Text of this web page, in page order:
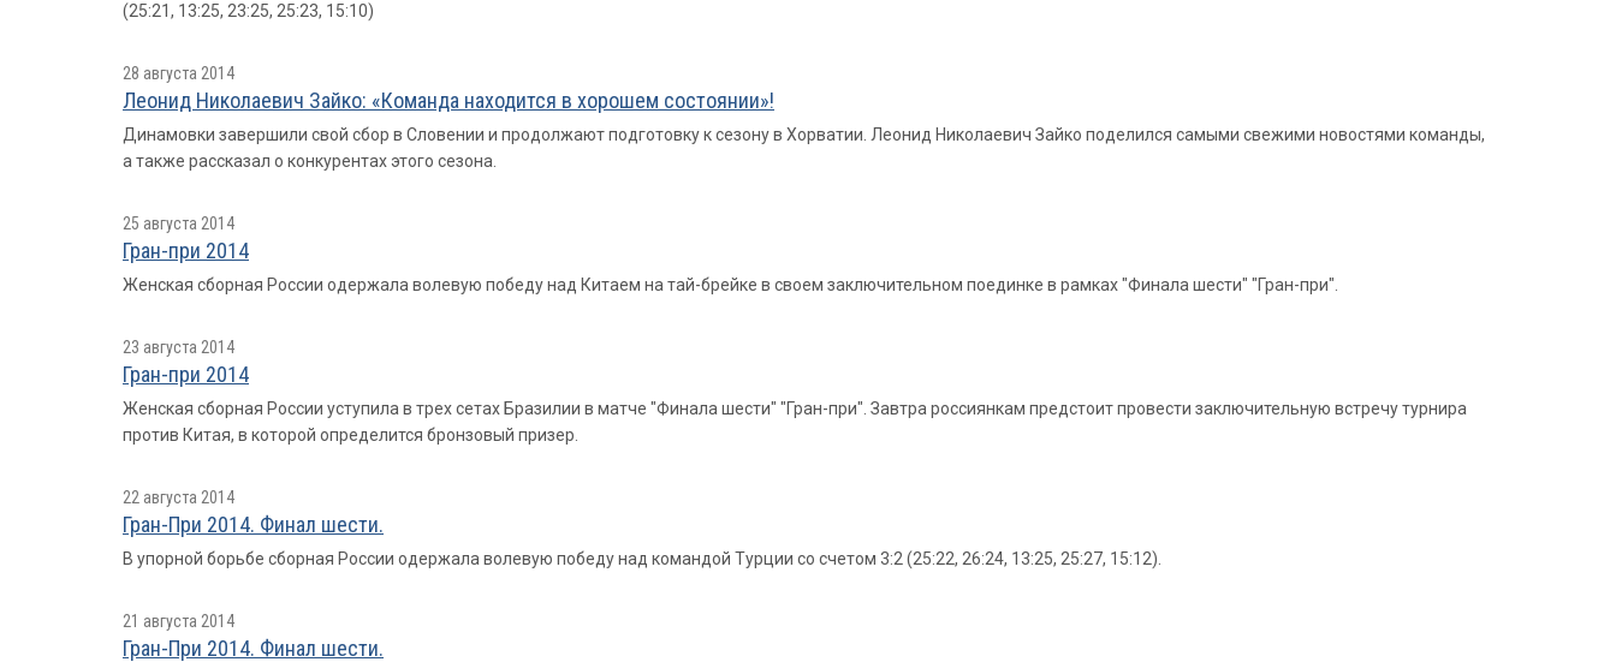
(25:21, 13:25, 23:25, 25:23, 15:10)
28 августа 2014
Леонид Николаевич Зайко: «Команда находится в хорошем состоянии»!
Динамовки завершили свой сбор в Словении и продолжают подготовку к сезону в Хорватии. Леонид Николаевич Зайко поделился самыми свежими новостями команды,
а также рассказал о конкурентах этого сезона.
25 августа 2014
Гран-при 2014
Женская сборная России одержала волевую победу над Китаем на тай-брейке в своем заключительном поединке в рамках "Финала шести" "Гран-при".
23 августа 2014
Гран-при 2014
Женская сборная России уступила в трех сетах Бразилии в матче "Финала шести" "Гран-при". Завтра россиянкам предстоит провести заключительную встречу турнира
против Китая, в которой определится бронзовый призер.
22 августа 2014
Гран-При 2014. Финал шести.
В упорной борьбе сборная России одержала волевую победу над командой Турции со счетом 3:2 (25:22, 26:24, 13:25, 25:27, 15:12).
21 августа 2014
Гран-При 2014. Финал шести.